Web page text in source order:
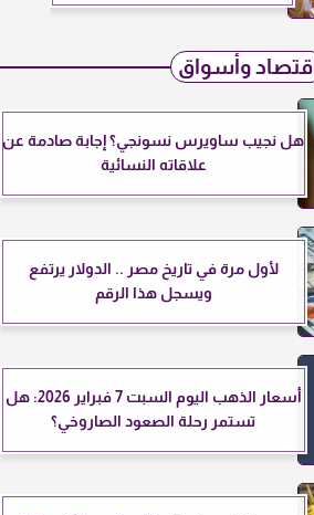
اقتصاد وأسواق
هل نجيب ساويرس نسونجي؟ إجابة صادمة عن
علاقاته النسائية
لأول مرة في تاريخ مصر .. الدولار يرتفع
ويسجل هذا الرقم
أسعار الذهب اليوم السبت 7 فبراير 2026: هل
تستمر رحلة الصعود الصاروخي؟